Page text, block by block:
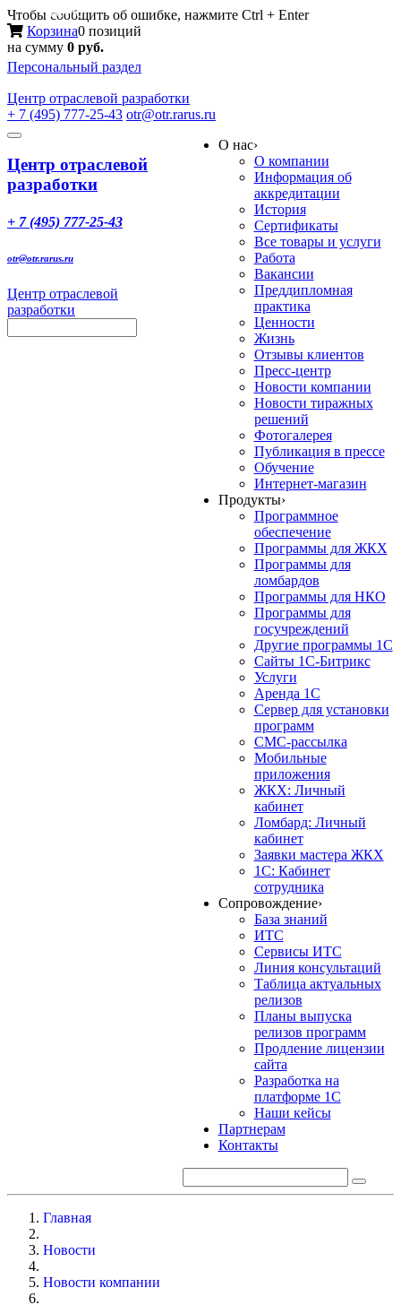
Чтобы сообщить об ошибке, нажмите Ctrl + Enter
Корзина0 позиций
на сумму 0 руб.
Персональный раздел
Центр отраслевой разработки
+ 7 (495) 777-25-43 otr@otr.rarus.ru
Toggle
Меню
Центр отраслевой
разработки
+ 7 (495) 777-25-43
otr@otr.rarus.ru
Центр отраслевой
разработки
О нас›
О компании
Информация об
аккредитации
История
Сертификаты
Все товары и услуги
Работа
Вакансии
Преддипломная
практика
Ценности
Жизнь
Отзывы клиентов
Пресс-центр
Новости компании
Новости тиражных
решений
Фотогалерея
Публикация в прессе
Обучение
Интернет-магазин
Продукты›
Программное
обеспечение
Программы для ЖКХ
Программы для
ломбардов
Программы для НКО
Программы для
госучреждений
Другие программы 1С
Сайты 1С-Битрикс
Услуги
Аренда 1С
Сервер для установки
программ
СМС-рассылка
Мобильные
приложения
ЖКХ: Личный
кабинет
Ломбард: Личный
кабинет
Заявки мастера ЖКХ
1С: Кабинет
сотрудника
Сопровождение›
База знаний
ИТС
Сервисы ИТС
Линия консультаций
Таблица актуальных
релизов
Планы выпуска
релизов программ
Продление лицензии
сайта
Разработка на
платформе 1С
Наши кейсы
Партнерам
Контакты
Главная
Новости
Новости компании